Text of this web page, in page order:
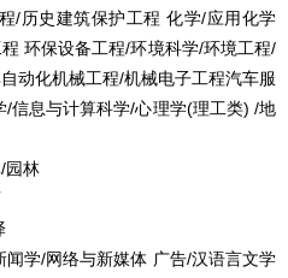
/历史建筑保护工程 化学/应用化学
环保设备工程/环境科学/环境工程/
动化机械工程/机械电子工程汽车服
信息与计算科学/心理学(理工类) /地
园林
闻学/网络与新媒体 广告/汉语言文学